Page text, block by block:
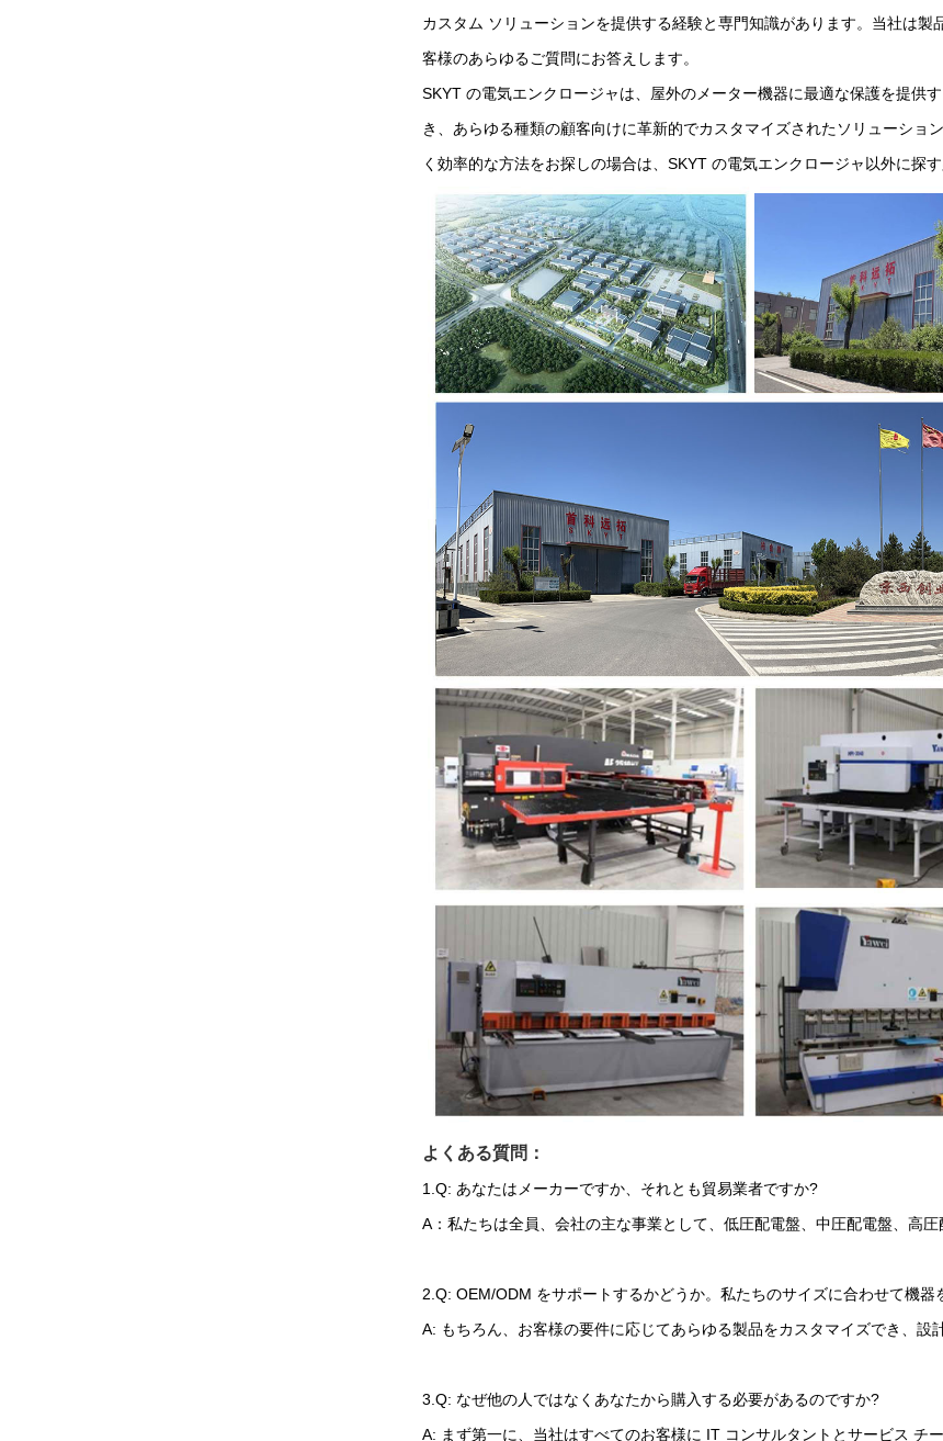
カスタム ソリューションを提供する経験と専門知識があります。当社は
客様のあらゆるご質問にお答えします。
SKYT の電気エンクロージャは、屋外のメーター機器に最適な保護を提供
き、あらゆる種類の顧客向けに革新的でカスタマイズされたソリューシ
く効率的な方法をお探しの場合は、SKYT の電気エンクロージャ以外に探す
よくある質問：
1.Q: あなたはメーカーですか、それとも貿易業者ですか?
A：私たちは全員、会社の主な事業として、低圧配電盤、中圧配電盤、高
2.Q: OEM/ODM をサポートするかどうか。私たちのサイズに合わせて機器
A: もちろん、お客様の要件に応じてあらゆる製品をカスタマイズでき、設
3.Q: なぜ他の人ではなくあなたから購入する必要があるのですか?
A: まず第一に、当社はすべてのお客様に IT コンサルタントとサービス チ